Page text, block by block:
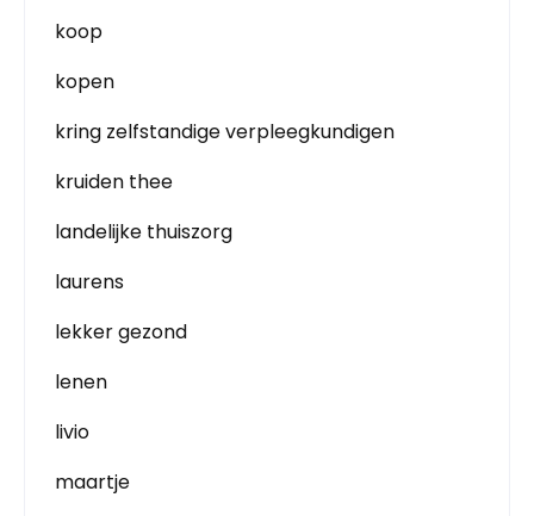
koop
kopen
kring zelfstandige verpleegkundigen
kruiden thee
landelijke thuiszorg
laurens
lekker gezond
lenen
livio
maartje